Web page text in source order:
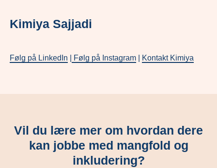
Kimiya Sajjadi
Følg på LinkedIn Følg på Instagram Kontakt Kimiya
Vil du lære mer om hvordan dere
kan jobbe med mangfold og
inkludering?